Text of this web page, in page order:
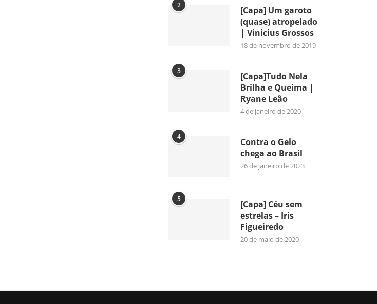
2
[Capa] Um garoto
(quase) atropelado
| Vinicius Grossos
18 de novembro de 2019
3
[Capa]Tudo Nela
Brilha e Queima |
Ryane Leão
4 de janeiro de 2020
4
Contra o Gelo
chega ao Brasil
26 de janeiro de 2023
5
[Capa] Céu sem
estrelas – Iris
Figueiredo
20 de maio de 2020